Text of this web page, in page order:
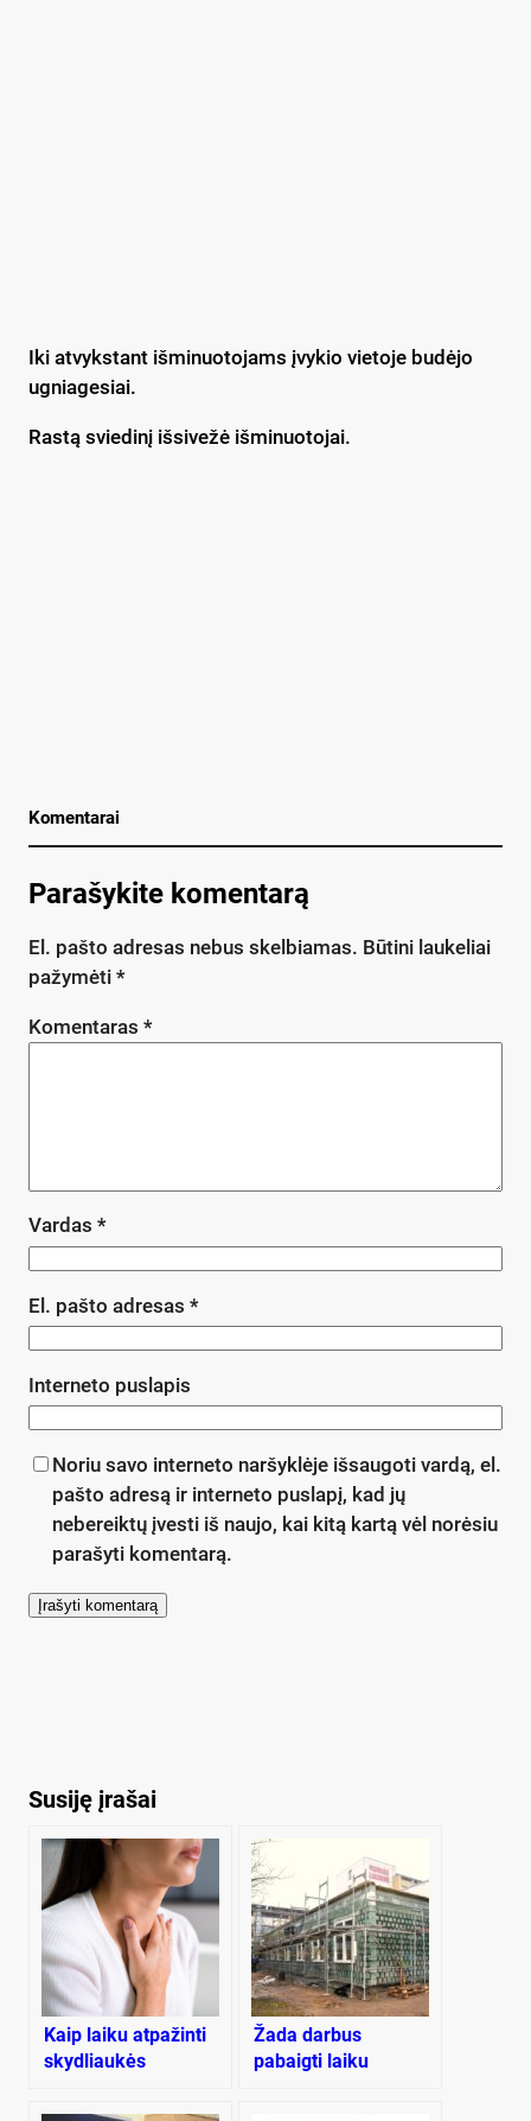
Iki atvykstant išminuotojams įvykio vietoje budėjo
ugniagesiai.
Rastą sviedinį išsivežė išminuotojai.
Komentarai
Parašykite komentarą
El. pašto adresas nebus skelbiamas. Būtini laukeliai
pažymėti *
Komentaras *
Vardas *
El. pašto adresas *
Interneto puslapis
Noriu savo interneto naršyklėje išsaugoti vardą, el.
pašto adresą ir interneto puslapį, kad jų
nebereiktų įvesti iš naujo, kai kitą kartą vėl norėsiu
parašyti komentarą.
Susiję įrašai
Kaip laiku atpažinti
skydliaukės
Žada darbus
pabaigti laiku